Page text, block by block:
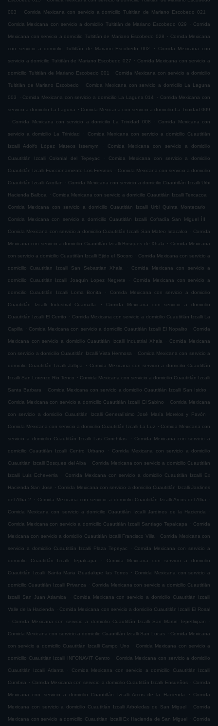
003 . Comida Mexicana con servicio a domicilio Tultitlán de Mariano Escobedo 021 .
Comida Mexicana con servicio a domicilio Tultitlán de Mariano Escobedo 029 . Comida
Mexicana con servicio a domicilio Tultitlán de Mariano Escobedo 028 . Comida Mexicana
con servicio a domicilio Tultitlán de Mariano Escobedo 002 . Comida Mexicana con
servicio a domicilio Tultitlán de Mariano Escobedo 027 . Comida Mexicana con servicio a
domicilio Tultitlán de Mariano Escobedo 001 . Comida Mexicana con servicio a domicilio
Tultitlán de Mariano Escobedo . Comida Mexicana con servicio a domicilio La Laguna
003 . Comida Mexicana con servicio a domicilio La Laguna 014 . Comida Mexicana con
servicio a domicilio La Laguna . Comida Mexicana con servicio a domicilio La Trinidad 009
.
Comida Mexicana con servicio a domicilio La Trinidad 008 . Comida Mexicana con
servicio a domicilio La Trinidad . Comida Mexicana con servicio a domicilio Cuautitlán
Izcalli Adolfo López Mateos Issemym . Comida Mexicana con servicio a domicilio
Cuautitlán Izcalli Colonial del Tepeyac . Comida Mexicana con servicio a domicilio
Cuautitlán Izcalli Fraccionamiento Los Fresnos . Comida Mexicana con servicio a domicilio
Cuautitlán Izcalli Axotlan . Comida Mexicana con servicio a domicilio Cuautitlán Izcalli Urbi
Hacienda Balboa . Comida Mexicana con servicio a domicilio Cuautitlán Izcalli Texcacoa .
Comida Mexicana con servicio a domicilio Cuautitlán Izcalli Urbi Quinta Montecarlo .
Comida Mexicana con servicio a domicilio Cuautitlán Izcalli Cofradía San Miguel ÌII .
Comida Mexicana con servicio a domicilio Cuautitlán Izcalli San Mateo Ixtacalco . Comida
Mexicana con servicio a domicilio Cuautitlán Izcalli Bosques de Xhala . Comida Mexicana
con servicio a domicilio Cuautitlán Izcalli Ejido el Socoro . Comida Mexicana con servicio a
domicilio Cuautitlán Izcalli San Sebastian Xhala . Comida Mexicana con servicio a
domicilio Cuautitlán Izcalli Joaquin Lopez Negrete . Comida Mexicana con servicio a
domicilio Cuautitlán Izcalli Loma Bonita . Comida Mexicana con servicio a domicilio
Cuautitlán Izcalli Industrial Cuamatla . Comida Mexicana con servicio a domicilio
Cuautitlán Izcalli El Cerrito . Comida Mexicana con servicio a domicilio Cuautitlán Izcalli La
Capilla . Comida Mexicana con servicio a domicilio Cuautitlán Izcalli El Nopalito . Comida
Mexicana con servicio a domicilio Cuautitlán Izcalli Industrial Xhala . Comida Mexicana
con servicio a domicilio Cuautitlán Izcalli Vista Hermosa . Comida Mexicana con servicio a
domicilio Cuautitlán Izcalli Jaltipa . Comida Mexicana con servicio a domicilio Cuautitlán
Izcalli San Lorenzo Rio Tenco . Comida Mexicana con servicio a domicilio Cuautitlán Izcalli
Santa Barbara . Comida Mexicana con servicio a domicilio Cuautitlán Izcalli San Isidro .
Comida Mexicana con servicio a domicilio Cuautitlán Izcalli El Sabino . Comida Mexicana
con servicio a domicilio Cuautitlán Izcalli Generalísimo José María Morelos y Pavón .
Comida Mexicana con servicio a domicilio Cuautitlán Izcalli La Luz . Comida Mexicana con
servicio a domicilio Cuautitlán Izcalli Las Conchitas . Comida Mexicana con servicio a
domicilio Cuautitlán Izcalli Centro Urbano . Comida Mexicana con servicio a domicilio
Cuautitlán Izcalli Bosques del Alba . Comida Mexicana con servicio a domicilio Cuautitlán
Izcalli Luis Echeverria . Comida Mexicana con servicio a domicilio Cuautitlán Izcalli Ex
Hacienda San Jose . Comida Mexicana con servicio a domicilio Cuautitlán Izcalli Jardines
del Alba 2 . Comida Mexicana con servicio a domicilio Cuautitlán Izcalli Arcos del Alba .
Comida Mexicana con servicio a domicilio Cuautitlán Izcalli Jardines de la Hacienda .
Comida Mexicana con servicio a domicilio Cuautitlán Izcalli Santiago Tepalcapa . Comida
Mexicana con servicio a domicilio Cuautitlán Izcalli Francisco Villa . Comida Mexicana con
servicio a domicilio Cuautitlán Izcalli Plaza Tepeyac . Comida Mexicana con servicio a
domicilio Cuautitlán Izcalli Tepalcapa . Comida Mexicana con servicio a domicilio
Cuautitlán Izcalli Santa Maria Guadalupe las Torres . Comida Mexicana con servicio a
domicilio Cuautitlán Izcalli Privanza . Comida Mexicana con servicio a domicilio Cuautitlán
Izcalli San Juan Atlamica . Comida Mexicana con servicio a domicilio Cuautitlán Izcalli
Valle de la Hacienda . Comida Mexicana con servicio a domicilio Cuautitlán Izcalli El Rosal
.
Comida Mexicana con servicio a domicilio Cuautitlán Izcalli San Martin Tepetlixpan .
Comida Mexicana con servicio a domicilio Cuautitlán Izcalli San Lucas . Comida Mexicana
con servicio a domicilio Cuautitlán Izcalli Campo Uno . Comida Mexicana con servicio a
domicilio Cuautitlán Izcalli INFONAVIT Centro . Comida Mexicana con servicio a domicilio
Cuautitlán Izcalli Atlanta . Comida Mexicana con servicio a domicilio Cuautitlán Izcalli
Cumbria . Comida Mexicana con servicio a domicilio Cuautitlán Izcalli Ensueños . Comida
Mexicana con servicio a domicilio Cuautitlán Izcalli Arcos de la Hacienda . Comida
Mexicana con servicio a domicilio Cuautitlán Izcalli Arboledas de San Miguel . Comida
Mexicana con servicio a domicilio Cuautitlán Izcalli Ex Hacienda de San Miguel . Comida